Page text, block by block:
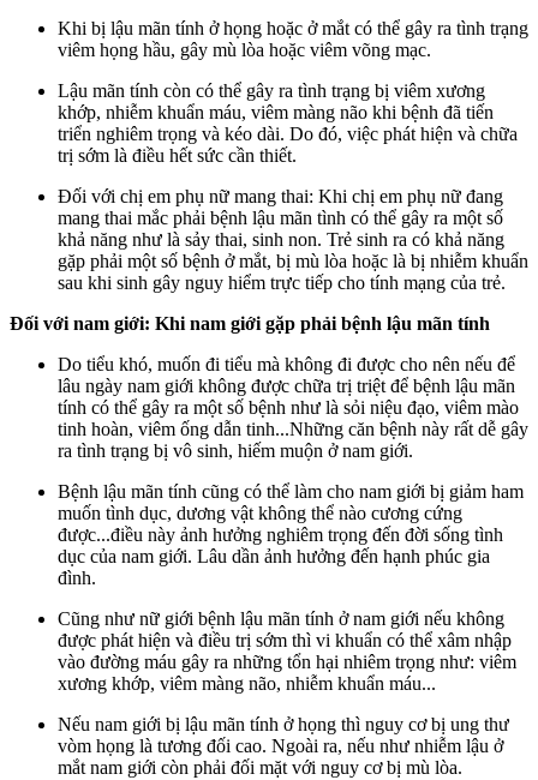
Khi bị lậu mãn tính ở họng hoặc ở mắt có thể gây ra tình trạng
viêm họng hầu, gây mù lòa hoặc viêm võng mạc.
Lậu mãn tính còn có thể gây ra tình trạng bị viêm xương
khớp, nhiễm khuẩn máu, viêm màng não khi bệnh đã tiến
triển nghiêm trọng và kéo dài. Do đó, việc phát hiện và chữa
trị sớm là điều hết sức cần thiết.
Đối với chị em phụ nữ mang thai: Khi chị em phụ nữ đang
mang thai mắc phải bệnh lậu mãn tình có thể gây ra một số
khả năng như là sảy thai, sinh non. Trẻ sinh ra có khả năng
gặp phải một số bệnh ở mắt, bị mù lòa hoặc là bị nhiễm khuẩn
sau khi sinh gây nguy hiểm trực tiếp cho tính mạng của trẻ.
Đối với nam giới: Khi nam giới gặp phải bệnh lậu mãn tính
Do tiểu khó, muốn đi tiểu mà không đi được cho nên nếu để
lâu ngày nam giới không được chữa trị triệt để bệnh lậu mãn
tính có thể gây ra một số bệnh như là sỏi niệu đạo, viêm mào
tinh hoàn, viêm ống dẫn tinh...Những căn bệnh này rất dễ gây
ra tình trạng bị vô sinh, hiếm muộn ở nam giới.
Bệnh lậu mãn tính cũng có thể làm cho nam giới bị giảm ham
muốn tình dục, dương vật không thể nào cương cứng
được...điều này ảnh hưởng nghiêm trọng đến đời sống tình
dục của nam giới. Lâu dần ảnh hưởng đến hạnh phúc gia
đình.
Cũng như nữ giới bệnh lậu mãn tính ở nam giới nếu không
được phát hiện và điều trị sớm thì vi khuẩn có thể xâm nhập
vào đường máu gây ra những tổn hại nhiêm trọng như: viêm
xương khớp, viêm màng não, nhiễm khuẩn máu...
Nếu nam giới bị lậu mãn tính ở họng thì nguy cơ bị ung thư
vòm họng là tương đối cao. Ngoài ra, nếu như nhiễm lậu ở
mắt nam giới còn phải đối mặt với nguy cơ bị mù lòa.